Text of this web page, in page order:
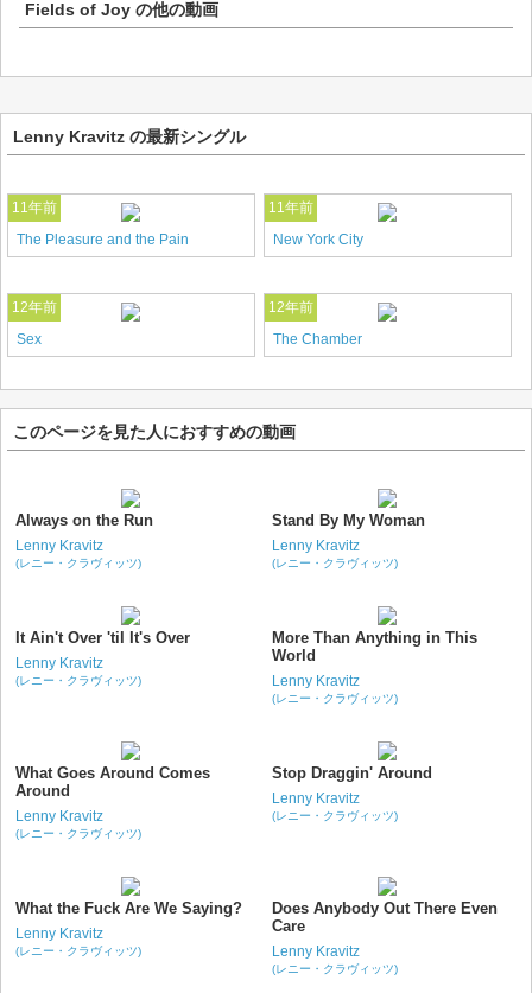
Fields of Joy の他の動画
Lenny Kravitz の最新シングル
11年前
The Pleasure and the Pain
11年前
New York City
12年前
Sex
12年前
The Chamber
このページを見た人におすすめの動画
Always on the Run
Lenny Kravitz
(レニー・クラヴィッツ)
Stand By My Woman
Lenny Kravitz
(レニー・クラヴィッツ)
It Ain't Over 'til It's Over
Lenny Kravitz
(レニー・クラヴィッツ)
More Than Anything in This
World
Lenny Kravitz
(レニー・クラヴィッツ)
What Goes Around Comes
Around
Lenny Kravitz
(レニー・クラヴィッツ)
Stop Draggin' Around
Lenny Kravitz
(レニー・クラヴィッツ)
What the Fuck Are We Saying?
Lenny Kravitz
(レニー・クラヴィッツ)
Does Anybody Out There Even
Care
Lenny Kravitz
(レニー・クラヴィッツ)